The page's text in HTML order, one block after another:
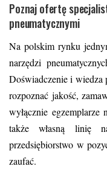
Poznaj ofertę
pneumatycznymi
Na polskim rynku
narzędzi
Doświadczenie i
rozpoznać jakość,
wyłącznie
także własną linię
przedsiębiorstwo w
zaufać.